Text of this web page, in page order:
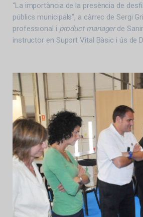
“La importància de la presència de
públics municipals”, a càrrec de Sergi
professional i product managerde
instructor en Suport Vital Bàsic i ús de